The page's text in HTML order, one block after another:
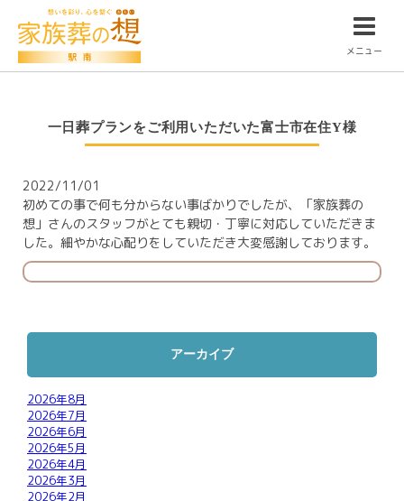
メニュー
一日葬プランをご利用いただいた富士市在住Y様
2022/11/01
初めての事で何も分からない事ばかりでしたが、「家族葬の
想」さんのスタッフがとても親切・丁寧に対応していただきま
した。細やかな心配りをしていただき大変感謝しております。
アーカイブ
2026年8月
2026年7月
2026年6月
2026年5月
2026年4月
2026年3月
2026年2月